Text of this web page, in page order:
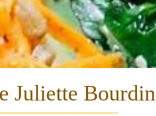
Juliette Bourdin